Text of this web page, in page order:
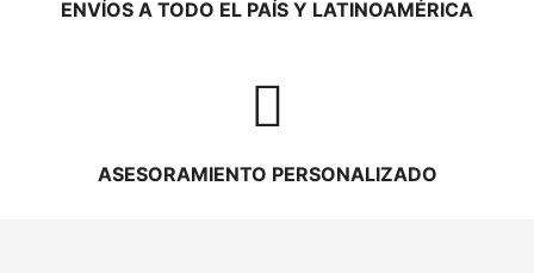
ENVÍOS A TODO EL PAÍS Y LATINOAMÉRICA
ASESORAMIENTO PERSONALIZADO